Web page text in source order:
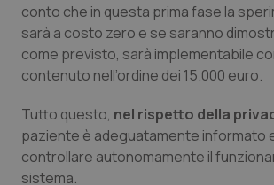
Tumori del Polmone & Testa
Tumori gastrointestinali
Ulcera & Reflusso
Vaccini
conto che in questa prima fase la
sarà a costo zero e se saranno
come previsto, sarà implementabile
contenuto nell’ordine dei 15.000 euro.
Tutto questo, nel rispetto della
paziente è adeguatamente informato
controllare autonomamente il
sistema.